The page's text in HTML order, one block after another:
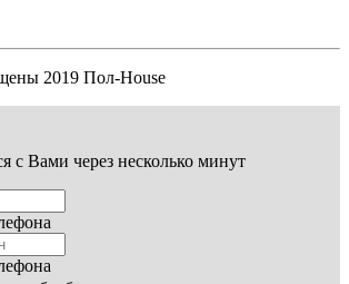
2019 Пол-House
с Вами через несколько минут